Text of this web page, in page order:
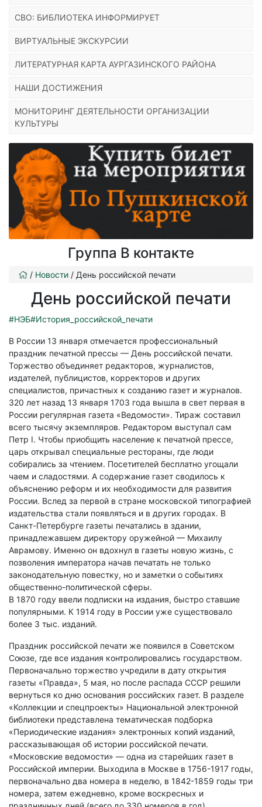
СВО: БИБЛИОТЕКА ИНФОРМИРУЕТ
ВИРТУАЛЬНЫЕ ЭКСКУРСИИ
ЛИТЕРАТУРНАЯ КАРТА АУРГАЗИНСКОГО РАЙОНА
НАШИ ДОСТИЖЕНИЯ
МОНИТОРИНГ ДЕЯТЕЛЬНОСТИ ОРГАНИЗАЦИИ
КУЛЬТУРЫ
Группа В контакте
/ Новости / День российской печати
День российской печати
#НЭБ#История_российской_печати
В России 13 января отмечается профессиональный
праздник печатной прессы — День российской печати.
Торжество объединяет редакторов, журналистов,
издателей, публицистов, корректоров и других
специалистов, причастных к созданию газет и журналов.
320 лет назад 13 января 1703 года вышла в свет первая в
России регулярная газета «Ведомости». Тираж составил
всего тысячу экземпляров. Редактором выступал сам
Петр I. Чтобы приобщить население к печатной прессе,
царь открывал специальные рестораны, где люди
собирались за чтением. Посетителей бесплатно угощали
чаем и сладостями. А содержание газет сводилось к
объяснению реформ и их необходимости для развития
России. Вслед за первой в стране московской типографией
издательства стали появляться и в других городах. В
Санкт-Петербурге газеты печатались в здании,
принадлежавшем директору оружейной — Михаилу
Аврамову. Именно он вдохнул в газеты новую жизнь, с
позволения императора начав печатать не только
законодательную повестку, но и заметки о событиях
общественно-политической сферы.
В 1870 году ввели подписки на издания, быстро ставшие
популярными. К 1914 году в России уже существовало
более 3 тыс. изданий.
Праздник российской печати же появился в Советском
Союзе, где все издания контролировались государством.
Первоначально торжество учредили в дату открытия
газеты «Правда», 5 мая, но после распада СССР решили
вернуться ко дню основания российских газет. В разделе
«Коллекции и спецпроекты» Национальной электронной
библиотеки представлена тематическая подборка
«Периодические издания» электронных копий изданий,
рассказывающая об истории российской печати.
«Московские ведомости» — одна из старейших газет в
Российской империи. Выходила в Москве в 1756-1917 годы,
первоначально два номера в неделю, в 1842-1859 годы три
номера, затем ежедневно, кроме воскресных и